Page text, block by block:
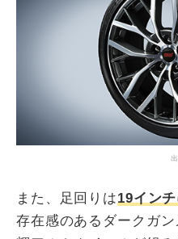
また、足回りは19イン
存在感のあるダークガ